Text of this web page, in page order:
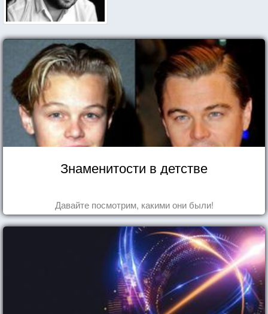
Знаменитости в детстве
Давайте посмотрим, какими они были!